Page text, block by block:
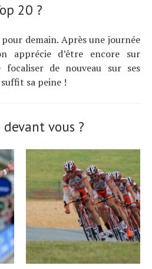
20 ?
pour demain. Après une journée
apprécie d’être encore sur
focaliser de nouveau sur ses
sa peine !
vous ?